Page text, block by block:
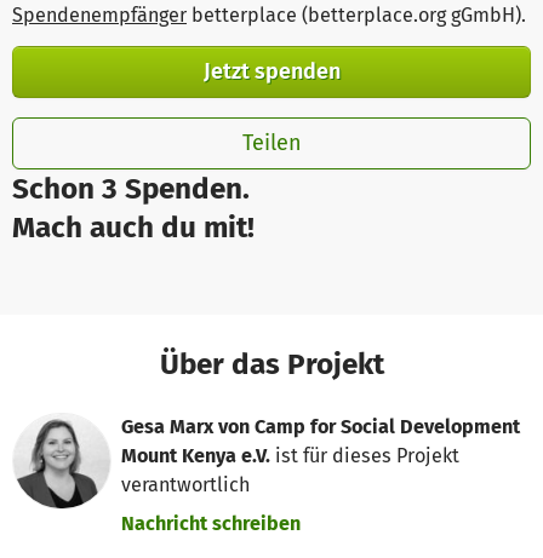
Schon 3 Spenden.
Mach auch du mit!
Spendenempfänger betterplace (betterplace.org gGmbH).
Jetzt spenden
Teilen
Über das Projekt
Gesa Marx von Camp for Social Development
Mount Kenya e.V. ist für dieses Projekt
verantwortlich
Nachricht schreiben